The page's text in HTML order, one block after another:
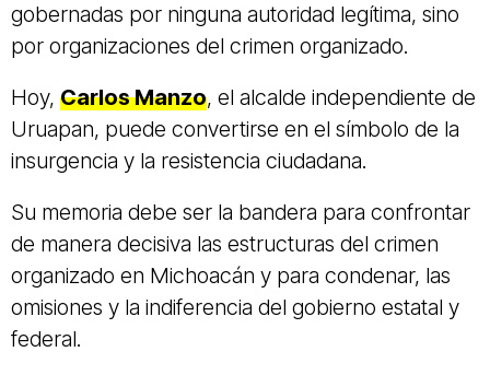
gobernadas por ninguna autoridad legítima, sino
por organizaciones del crimen organizado.
Hoy, Carlos Manzo, el alcalde independiente de
Uruapan, puede convertirse en el símbolo de la
insurgencia y la resistencia ciudadana.
Su memoria debe ser la bandera para confrontar
de manera decisiva las estructuras del crimen
organizado en Michoacán y para condenar, las
omisiones y la indiferencia del gobierno estatal y
federal.